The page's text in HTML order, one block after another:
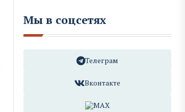
Мы в соцсетях
Телеграм
Вконтакте
MAX